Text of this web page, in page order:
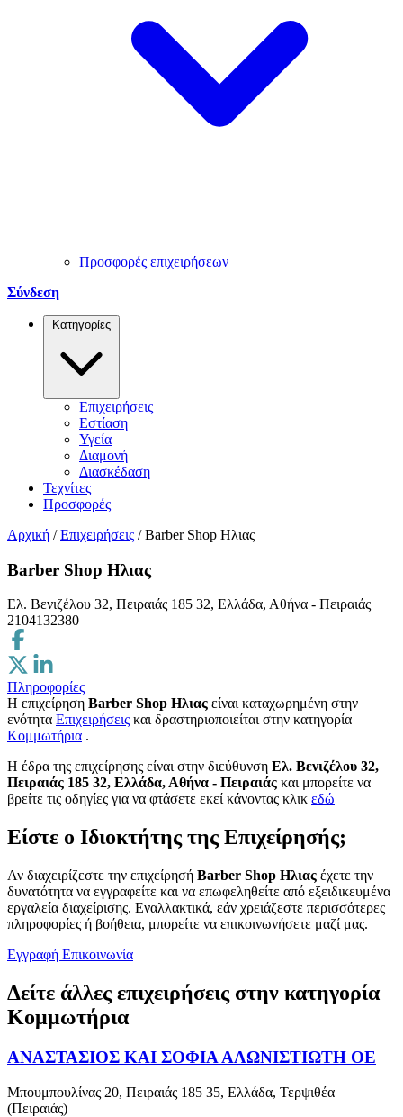
Προσφορές επιχειρήσεων
Σύνδεση
Κατηγορίες
Επιχειρήσεις
Εστίαση
Υγεία
Διαμονή
Διασκέδαση
Τεχνίτες
Προσφορές
Αρχική / Επιχειρήσεις / Barber Shop Ηλιας
Barber Shop Ηλιας
Ελ. Βενιζέλου 32, Πειραιάς 185 32, Ελλάδα, Αθήνα - Πειραιάς
2104132380
Πληροφορίες
Η επιχείρηση Barber Shop Ηλιας είναι καταχωρημένη στην
ενότητα Επιχειρήσεις και δραστηριοποιείται στην κατηγορία
Κομμωτήρια .
H έδρα της επιχείρησης είναι στην διεύθυνση Ελ. Βενιζέλου 32,
Πειραιάς 185 32, Ελλάδα, Αθήνα - Πειραιάς και μπορείτε να
βρείτε τις οδηγίες για να φτάσετε εκεί κάνοντας κλικ εδώ
Είστε ο Ιδιοκτήτης της Επιχείρησής;
Αν διαχειρίζεστε την επιχείρησή Barber Shop Ηλιας έχετε την
δυνατότητα να εγγραφείτε και να επωφεληθείτε από εξειδικευμένα
εργαλεία διαχείρισης. Εναλλακτικά, εάν χρειάζεστε περισσότερες
πληροφορίες ή βοήθεια, μπορείτε να επικοινωνήσετε μαζί μας.
Εγγραφή Επικοινωνία
Δείτε άλλες επιχειρήσεις στην κατηγορία
Κομμωτήρια
ΑΝΑΣΤΑΣΙΟΣ ΚΑΙ ΣΟΦΙΑ ΑΛΩΝΙΣΤΙΩΤΗ ΟΕ
Μπουμπουλίνας 20, Πειραιάς 185 35, Ελλάδα, Τερψιθέα
(Πειραιάς)